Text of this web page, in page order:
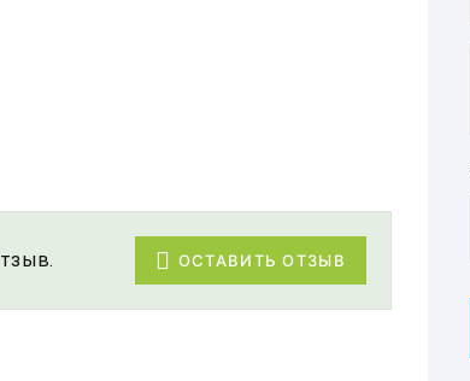
ОСТАВИТЬ ОТЗЫВ